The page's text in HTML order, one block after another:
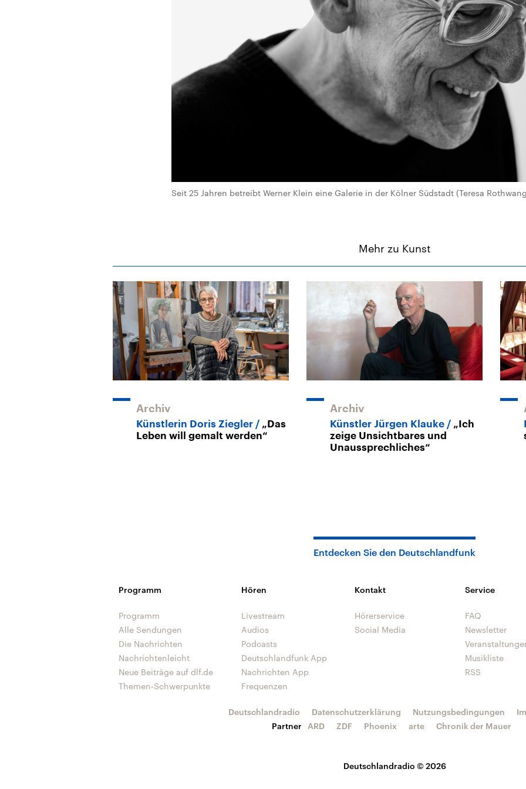
Seit 25 Jahren betreibt Werner Klein eine Galerie in der Kölner Südstadt (Teresa
Mehr zu Kunst
Archiv
Künstlerin Doris Ziegler
„Das
Leben will gemalt werden“
Archiv
Künstler Jürgen Klauke
„Ich
zeige Unsichtbares und
Unaussprechliches“
Entdecken Sie den Deutschlandfunk
Programm
Programm
Alle Sendungen
Die Nachrichten
Nachrichtenleicht
Neue Beiträge auf dlf.de
Themen-Schwerpunkte
Hören
Livestream
Audios
Podcasts
Deutschlandfunk App
Nachrichten App
Frequenzen
Kontakt
Hörerservice
Social Media
Service
FAQ
Newsletter
Musikliste
RSS
Deutschlandradio © 2026
Deutschlandradio Datenschutzerklärung Nutzungsbedingungen
Partner
ARD ZDF Phoenix arte Chronik der Mauer